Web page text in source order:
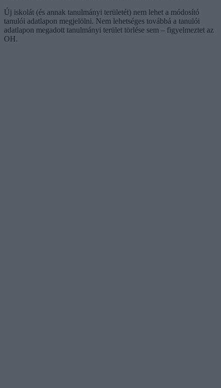
Új iskolát (és annak tanulmányi területét) nem lehet a módosító
tanulói adatlapon megjelölni. Nem lehetséges továbbá a tanulói
adatlapon megadott tanulmányi terület törlése sem – figyelmeztet az
OH.